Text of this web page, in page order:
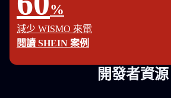
%
減少 WISMO 來電
閱讀 SHEIN 案例
開發者資源